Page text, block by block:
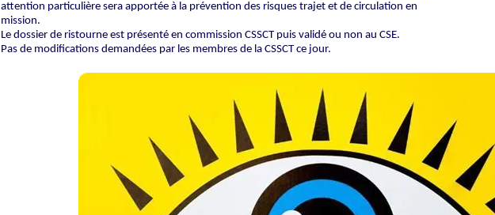
attention particulière sera apportée à la prévention des risques trajet et de circulation en
mission.
Le dossier de ristourne est présenté en commission CSSCT puis validé ou non au CSE.
Pas de modifications demandées par les membres de la CSSCT ce jour.